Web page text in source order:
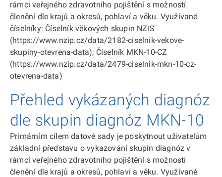
rámci veřejného zdravotního pojištění s možností
členění dle krajů a okresů, pohlaví a věku. Využívané
číselníky: Číselník věkových skupin NZIS
(https://www.nzip.cz/data/2182-ciselnik-vekove-
skupiny-otevrena-data); Číselník MKN-10-CZ
(https://www.nzip.cz/data/2479-ciselnik-mkn-10-cz-
otevrena-data)
Přehled vykázaných diagnóz
dle skupin diagnóz MKN-10
Primárním cílem datové sady je poskytnout uživatelům
základní představu o vykazování skupin diagnóz v
rámci veřejného zdravotního pojištění s možností
členění dle krajů a okresů, pohlaví a věku. Využívané